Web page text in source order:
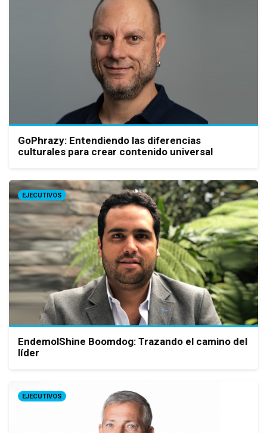
GoPhrazy: Entendiendo las diferencias
culturales para crear contenido universal
EJECUTIVOS
EndemolShine Boomdog: Trazando el camino del
líder
EJECUTIVOS